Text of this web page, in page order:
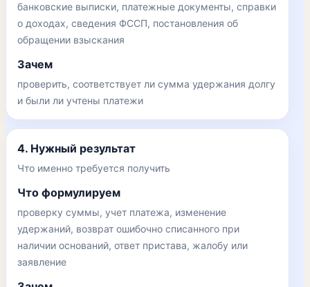
банковские выписки, платежные документы, справки
о доходах, сведения ФССП, постановления об
обращении взыскания
Зачем
проверить, соответствует ли сумма удержания долгу
и были ли учтены платежи
4. Нужный результат
Что именно требуется получить
Что формулируем
проверку суммы, учет платежа, изменение
удержаний, возврат ошибочно списанного при
наличии оснований, ответ пристава, жалобу или
заявление